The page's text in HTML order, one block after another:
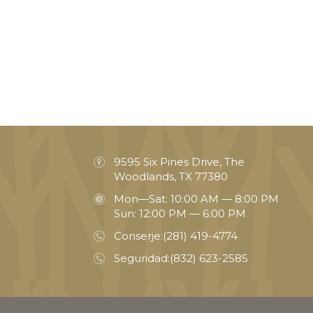
9595 Six Pines Drive, The
Woodlands, TX 77380
Mon—Sat: 10:00 AM — 8:00 PM
Sun: 12:00 PM — 6:00 PM
Conserje:(281) 419-4774
Seguridad:(832) 623-2585